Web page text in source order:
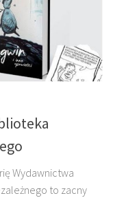
Wydawnictwa
to zacny